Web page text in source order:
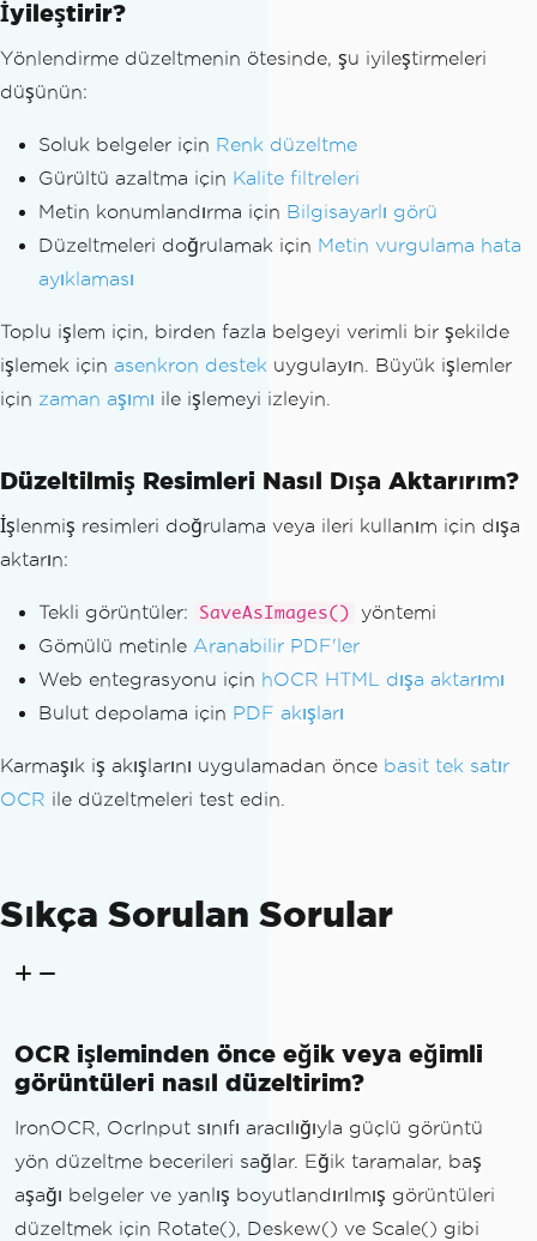
.Deskew
// Enhance fo
r OCR
// Perform OCR on corrected image
OcrResult result = ocrTesseract.
mageInput);
İyileştirir?
Yönlendirme düzeltmenin ötesinde, şu iyileştirmeleri
düşünün:
Soluk belgeler için Renk düzeltme
Gürültü azaltma için Kalite filtreleri
Metin konumlandırma için Bilgisayarlı görü
Düzeltmeleri doğrulamak için Metin vurgulama hata
ayıklaması
Toplu işlem için, birden fazla belgeyi verimli bir şekilde
işlemek için asenkron destek uygulayın. Büyük işlemler
için zaman aşımı ile işlemeyi izleyin.
Düzeltilmiş Resimleri Nasıl Dışa Aktarırım?
İşlenmiş resimleri doğrulama veya ileri kullanım için dışa
aktarın:
Tekli görüntüler: SaveAsImages()
yöntemi
Gömülü metinle Aranabilir PDF'ler
Web entegrasyonu için hOCR HTML dışa aktarımı
Bulut depolama için PDF akışları
Karmaşık iş akışlarını uygulamadan önce basit tek satır
OCR ile düzeltmeleri test edin.
Sıkça Sorulan Sorular
OCR işleminden önce eğik veya eğimli
görüntüleri nasıl düzeltirim?
IronOCR, OcrInput sınıfı aracılığıyla güçlü görüntü
yön düzeltme becerileri sağlar. Eğik taramalar, baş
aşağı belgeler ve yanlış boyutlandırılmış görüntüleri
düzeltmek için Rotate(), Deskew() ve Scale() gibi